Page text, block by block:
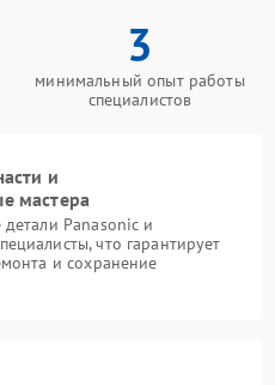
3
минимальный опыт работы
специалистов
и
мастера
Panasonic и
что гарантирует
и сохранение